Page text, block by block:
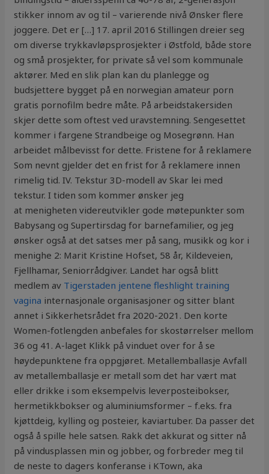
stikker innom av og til – varierende nivå Ønsker flere
joggere. Det er […] 17. april 2016 Stillingen dreier seg
om diverse trykkavløpsprosjekter i Østfold, både store
og små prosjekter, for private så vel som kommunale
aktører. Med en slik plan kan du planlegge og
budsjettere bygget på en norwegian amateur porn
gratis pornofilm bedre måte. På arbeidstakersiden
skjer dette som oftest ved uravstemning. Sengesettet
kommer i fargene Strandbeige og Mosegrønn. Han
arbeidet målbevisst for dette. Fristene for å reklamere
Som nevnt gjelder det en frist for å reklamere innen
rimelig tid. IV. Tekstur 3D-modell av Skar lei med
tekstur. I tiden som kommer ønsker jeg
at menigheten videreutvikler gode møtepunkter som
Babysang og Supertirsdag for barnefamilier, og jeg
ønsker også at det satses mer på sang, musikk og kor i
menighe 2: Marit Kristine Hofset, 58 år, Kildeveien,
Fjellhamar, Seniorrådgiver. Landet har også blitt
medlem av Tigerstaden jentene fleshlight training
vagina internasjonale organisasjoner og sitter blant
annet i Sikkerhetsrådet fra 2020-2021. Den korte
Women-fotlengden anbefales for skostørrelser mellom
36 og 41. A-laget Klikk på vinduet over for å se
høydepunktene fra oppgjøret. Metallemballasje Avfall
av metallemballasje er metall som det har vært mat
eller drikke i som eksempelvis leverposteibokser,
hermetikkbokser og aluminiumsformer – f.eks. fra
kjøttdeig, kylling og posteier, kaviartuber. Da passer det
også å spille hele satsen. Rakk det akkurat og sitter nå
på vindusplassen min og jobber, og forbreder meg til
de neste to dagers konferanse i KTown, aka